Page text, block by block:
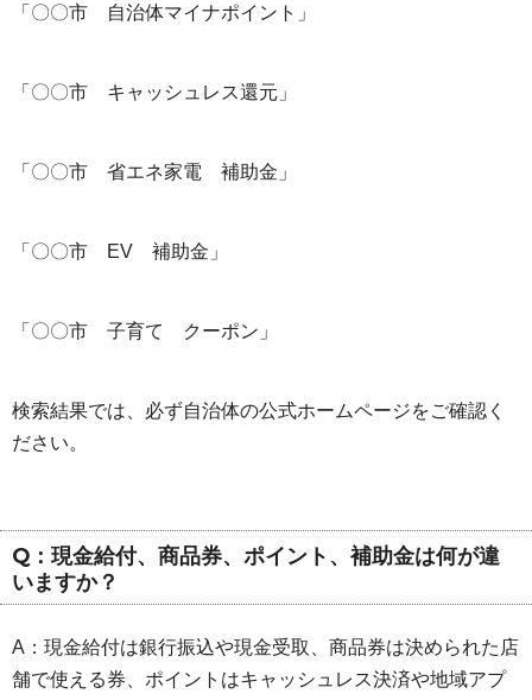
「〇〇市 自治体マイナポイント」
「〇〇市 キャッシュレス還元」
「〇〇市 省エネ家電 補助金」
「〇〇市 EV 補助金」
「〇〇市 子育て クーポン」
検索結果では、必ず自治体の公式ホームページをご確認く
ださい。
Q：現金給付、商品券、ポイント、補助金は何が違
いますか？
A：現金給付は銀行振込や現金受取、商品券は決められた店
舗で使える券、ポイントはキャッシュレス決済や地域アプ